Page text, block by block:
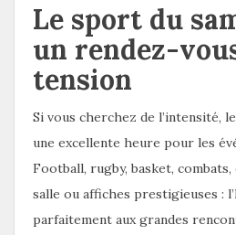
Le sport du
un rendez-
tension
Si vous cherchez de l’intensité,
une excellente heure pour les
Football, rugby, basket,
salle ou affiches prestigieuses :
parfaitement aux grandes